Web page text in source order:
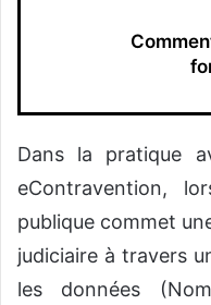
Dans la pratique
eContravention,
publique commet
judiciaire à travers
les données